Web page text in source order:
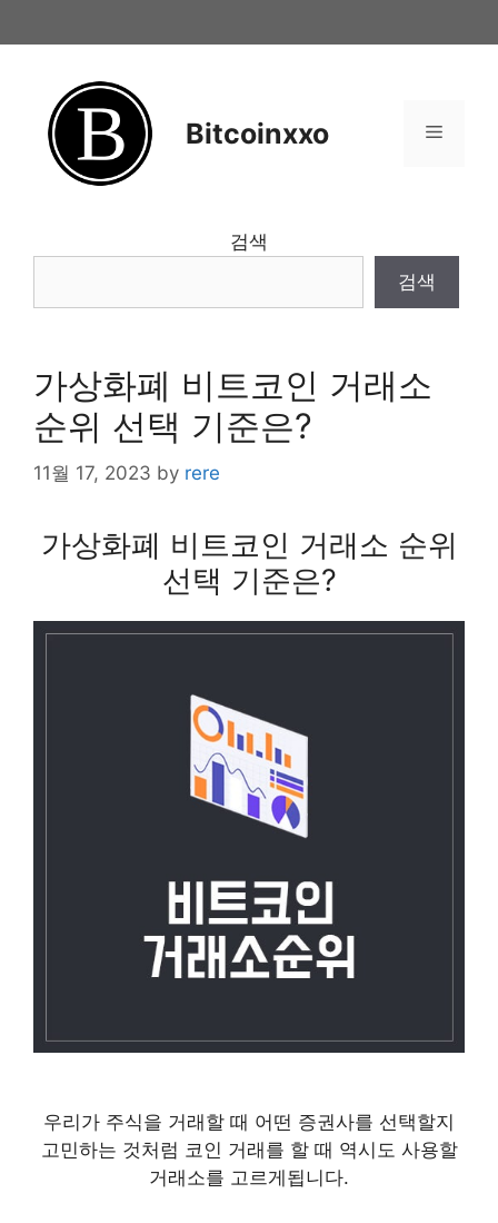
to
Bitcoinxxo Menu
검색
검색
가상화폐 비트코인 거래소
순위 선택 기준은?
11월 17, 2023 by rere
가상화폐 비트코인 거래소 순위
선택 기준은?
우리가 주식을 거래할 때 어떤 증권사를 선택할지
고민하는 것처럼 코인 거래를 할 때 역시도 사용할
거래소를 고르게됩니다.